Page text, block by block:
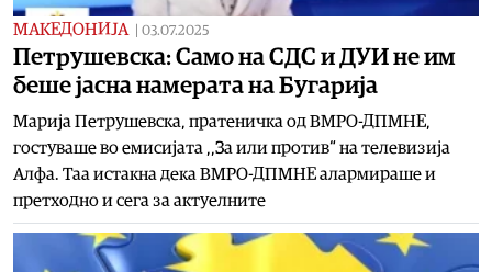
МАКЕДОНИЈА 03.07.2025
Петрушевска: Само на СДС и ДУИ не им
беше јасна намерата на Бугарија
Марија Петрушевска, пратеничка од ВМРО-ДПМНЕ,
гостуваше во емисијата ,,За или против“ на телевизија
Алфа. Таа истакна дека ВМРО-ДПМНЕ алармираше и
претходно и сега за актуелните